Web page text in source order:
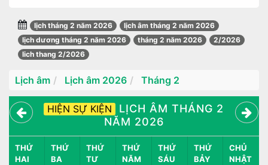
lịch tháng 2 năm 2026
lịch âm tháng 2 năm 2026
lịch dương tháng 2 năm 2026
tháng 2 năm 2026
2/2026
lich thang 2/2026
Lịch âm Lịch âm 2026 Tháng 2
HIỆN SỰ KIỆN
LỊCH ÂM THÁNG 2
NĂM 2026
THỨ
HAI
THỨ
BA
THỨ
TƯ
THỨ
NĂM
THỨ
SÁU
THỨ
BẢY
CHỦ
NHẬT